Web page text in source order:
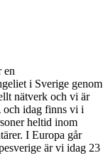
en
i Sverige genom
nätverk och vi är
och idag finns vi i
heltid inom
I Europa går
är vi idag 23